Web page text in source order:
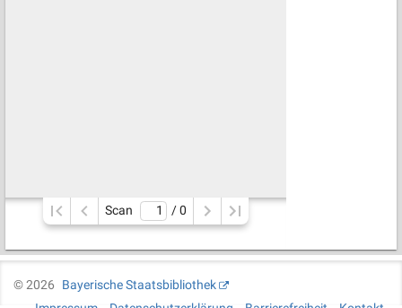
Scan / 0
©2026
Bayerische Staatsbibliothek